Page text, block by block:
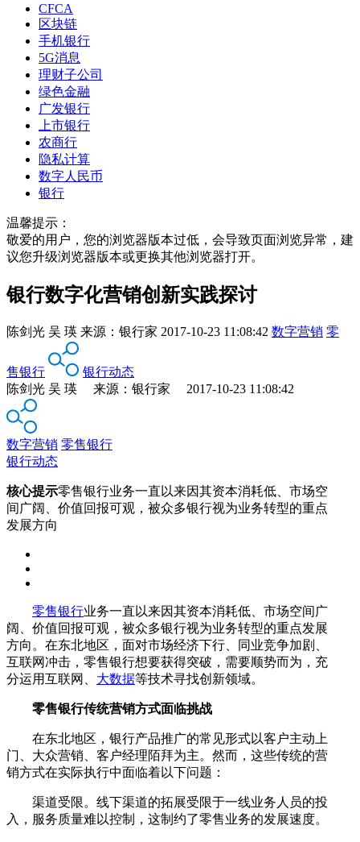
CFCA
区块链
手机银行
5G消息
理财子公司
绿色金融
广发银行
上市银行
农商行
隐私计算
数字人民币
银行
温馨提示：
敬爱的用户，您的浏览器版本过低，会导致页面浏览异常，建
议您升级浏览器版本或更换其他浏览器打开。
银行数字化营销创新实践探讨
陈剑光 吴 瑛 来源： 银行家 2017-10-23 11:08:42 数字营销 零
售银行
银行动态
陈剑光 吴 瑛 来源：银行家 2017-10-23 11:08:42
数字营销 零售银行
银行动态
核心提示零售银行业务一直以来因其资本消耗低、市场空
间广阔、价值回报可观，被众多银行视为业务转型的重点
发展方向
零售银行业务一直以来因其资本消耗低、市场空间广
阔、价值回报可观，被众多银行视为业务转型的重点发展
方向。在东北地区，面对市场经济下行、同业竞争加剧、
互联网冲击，零售银行想要获得突破，需要顺势而为，充
分运用互联网、 大数据等技术寻找创新领域。
零售银行传统营销方式面临挑战
在东北地区，银行产品推广的常见形式以客户主动上
门、大众营销、客户经理陌拜为主。然而，这些传统的营
销方式在实际执行中面临着以下问题：
渠道受限。线下渠道的拓展受限于一线业务人员的投
入，服务质量难以控制，这制约了零售业务的发展速度。